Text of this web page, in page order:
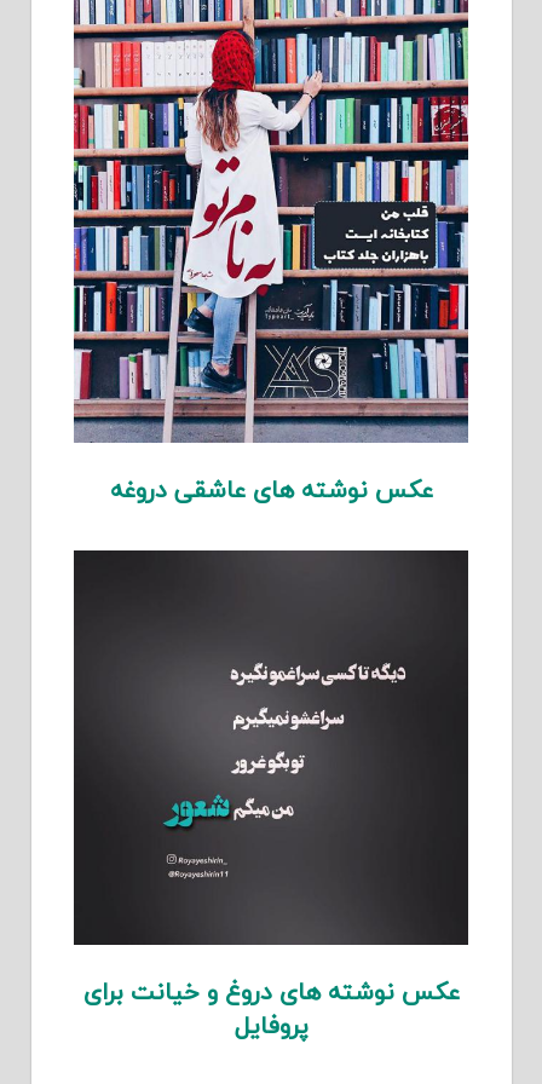
عکس نوشته های عاشقی دروغه
عکس نوشته های دروغ و خیانت برای
پروفایل